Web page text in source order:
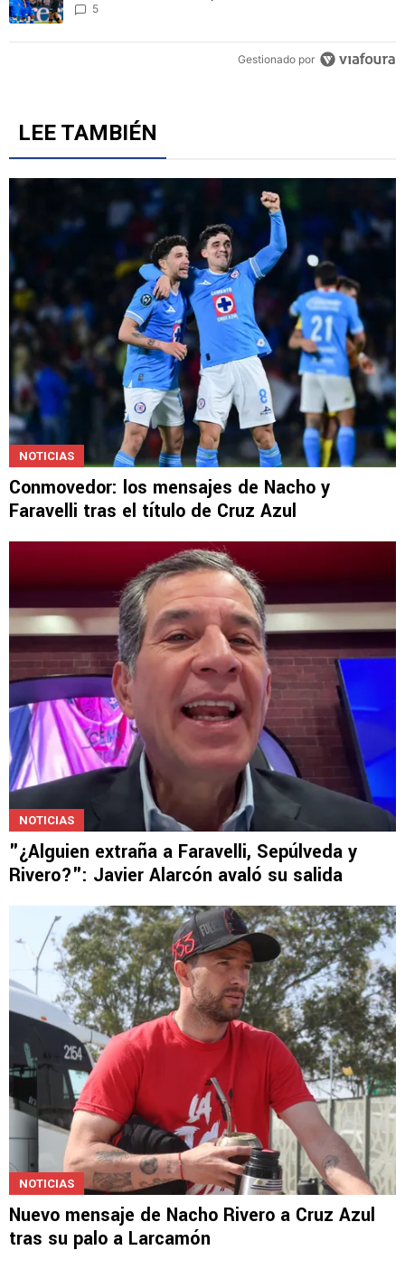
5
Gestionado por
LEE TAMBIÉN
NOTICIAS
Conmovedor: los mensajes de Nacho y
Faravelli tras el título de Cruz Azul
NOTICIAS
"¿Alguien extraña a Faravelli, Sepúlveda y
Rivero?": Javier Alarcón avaló su salida
NOTICIAS
Nuevo mensaje de Nacho Rivero a Cruz Azul
tras su palo a Larcamón